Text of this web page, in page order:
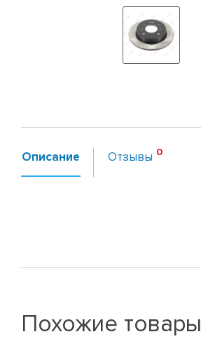
Описание Отзывы
Похожие товары